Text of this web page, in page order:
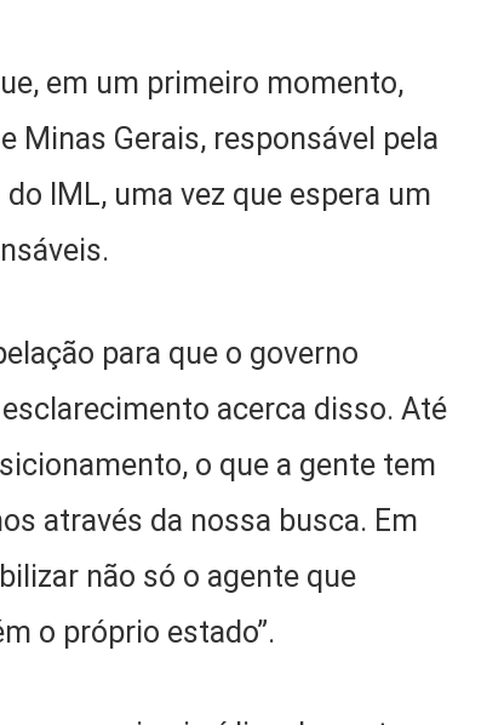
em um primeiro momento,
Minas Gerais, responsável pela
IML, uma vez que espera um
para que o governo
acerca disso. Até
o que a gente tem
através da nossa busca. Em
não só o agente que
o próprio estado”.